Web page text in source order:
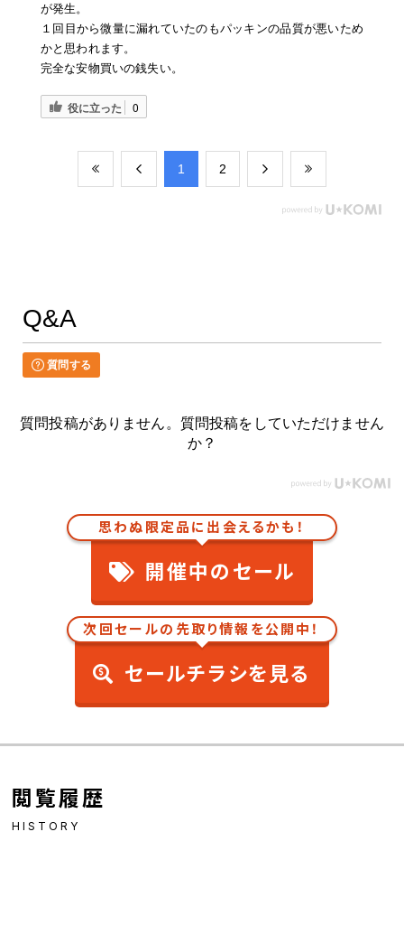
が発生。
１回目から微量に漏れていたのもパッキンの品質が悪いため
かと思われます。
完全な安物買いの銭失い。
役に立った 0
​1 ​2
Q&A
質問する
質問投稿がありません。質問投稿をしていただけません
か？
思わぬ限定品に出会えるかも！
開催中のセール
次回セールの先取り情報を公開中！
セールチラシを見る
閲覧履歴
HISTORY